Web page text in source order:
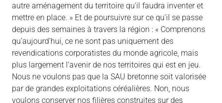
autre aménagement du territoire qu’il faudra inventer et
mettre en place. » Et de poursuivre sur ce qu’il se passe
depuis des semaines à travers la région : « Comprenons
qu’aujourd’hui, ce ne sont pas uniquement des
revendications corporatistes du monde agricole, mais
plus largement l’avenir de nos territoires qui est en jeu.
Nous ne voulons pas que la SAU bretonne soit valorisée
par de grandes exploitations céréalières. Non, nous
voulons conserver nos filières construites sur des